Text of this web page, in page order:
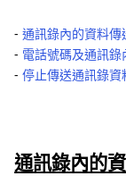
‐ 通訊錄內的資料
‐ 電話號碼及通訊
‐ 停止傳送通訊錄
通訊錄內的